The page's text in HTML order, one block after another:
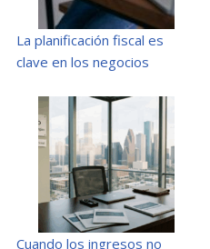
La planificación fiscal es
clave en los negocios
Cuando los ingresos no